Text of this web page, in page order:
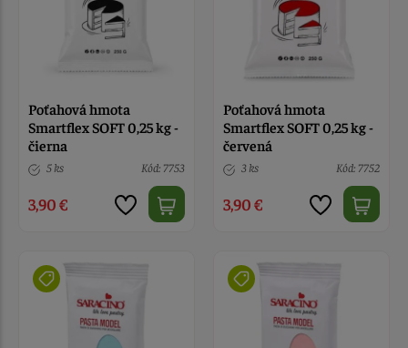
Poťahová hmota
Smartflex SOFT 0,25 kg -
čierna
5 ks Kód: 7753
3,90 €
Poťahová hmota
Smartflex SOFT 0,25 kg -
červená
3 ks Kód: 7752
3,90 €